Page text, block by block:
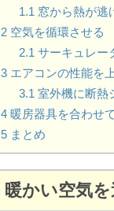
1.1窓から熱が逃
2 空気を循環させる
2.1サーキュレー
3 エアコンの性能を
3.1室外機に断熱
4 暖房器具を合わせ
5 まとめ
暖かい空気